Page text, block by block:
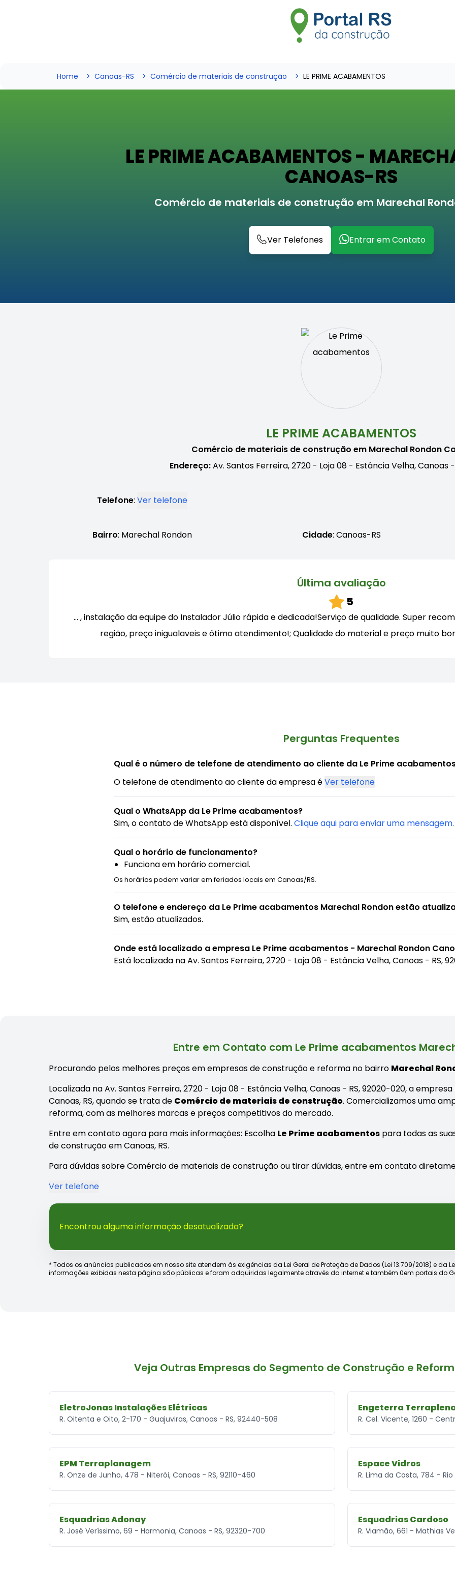
Home Canoas-RS Comércio de materiais de construção LE PRIME ACABAMENTOS
LE PRIME ACABAMENTOS -
CANOAS-RS
Comércio de materiais de construção em Marechal
Ver Telefones Entrar em Contato
LE PRIME ACABAMENTOS
Comércio de materiais de construção em Marechal Rondon
Endereço:Av. Santos Ferreira, 2720 - Loja 08 - Estância Velha, Canoas
Telefone: Ver telefone
Bairro: Marechal Rondon Cidade: Canoas-RS
Última avaliação
5
… , instalação da equipe do Instalador Júlio rápida e dedicada!Serviço de qualidade. Super
região, preço inigualaveis e ótimo atendimento!; Qualidade do material e preço muito
Perguntas Frequentes
Qual é o número de telefone de atendimento ao cliente da Le Prime
O telefone de atendimento ao cliente da empresa éVer telefone
Qual o WhatsApp da Le Prime acabamentos?
Sim, o contato de WhatsApp está disponível. Clique aqui para enviar uma mensagem.
Qual o horário de funcionamento?
Funciona em horário comercial.
Os horários podem variar em feriados locais em Canoas/RS.
O telefone e endereço da Le Prime acabamentos Marechal Rondon estão
Sim, estão atualizados.
Onde está localizado a empresa Le Prime acabamentos - Marechal Rondon
Está localizada naAv. Santos Ferreira, 2720 - Loja 08 - Estância Velha, Canoas - RS,
Entre em Contato com Le Prime acabamentos
Procurando pelos melhores preços em empresas de construção e reforma no bairro Marechal
Localizada na Av. Santos Ferreira, 2720 - Loja 08 - Estância Velha, Canoas - RS, 92020-020, a
Canoas, RS, quando se trata de Comércio de materiais de construção. Comercializamos uma
reforma, com as melhores marcas e preços competitivos do mercado.
Entre em contato agora para mais informações: Escolha Le Prime acabamentos para todas as
de construção em Canoas, RS.
Para dúvidas sobre Comércio de materiais de construção ou tirar dúvidas, entre em contato
Ver telefone
Encontrou alguma informação desatualizada?
* Todos os anúncios publicados em nosso site atendem às exigências da Lei Geral de Proteção de Dados (Lei 13.709/2018) e da
informações exibidas nesta página são públicas e foram adquiridas legalmente através da internet e também 0em portais do
Veja Outras Empresas do Segmento de Construção e
EletroJonas Instalações Elétricas
R. Oitenta e Oito, 2-170 - Guajuviras, Canoas - RS, 92440-508
Engeterra
R. Cel. Vicente, 1260 -
EPM Terraplanagem
R. Onze de Junho, 478 - Niterói, Canoas - RS, 92110-460
Espace Vidros
R. Lima da Costa, 784 -
Esquadrias Adonay
R. José Veríssimo, 69 - Harmonia, Canoas - RS, 92320-700
Esquadrias Cardoso
R. Viamão, 661 - Mathias